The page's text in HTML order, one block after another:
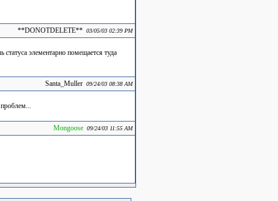
**DONOTDELETE** 03/05/03 02:39 PM
элементарно помещается туда
Santa_Muller 09/24/03 08:38 AM
Mongoose 09/24/03 11:55 AM